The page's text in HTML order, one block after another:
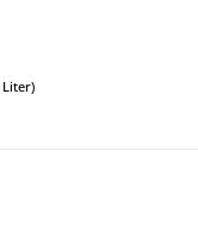
Liter)